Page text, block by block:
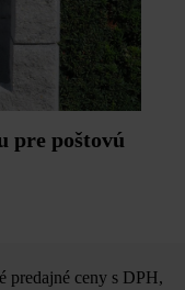
pre poštovú
predajné ceny s DPH,